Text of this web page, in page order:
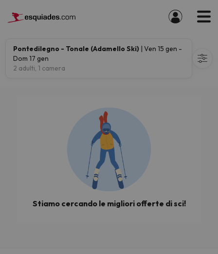
Pontedilegno - Tonale (Adamello Ski) | Ven 15 gen -
Dom 17 gen
2 adulti, 1 camera
Stiamo cercando le migliori offerte di sci!